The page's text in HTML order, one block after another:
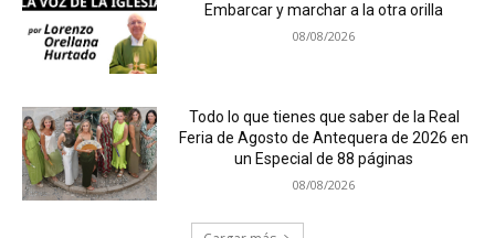
Embarcar y marchar a la otra orilla
08/08/2026
Todo lo que tienes que saber de la Real
Feria de Agosto de Antequera de 2026 en
un Especial de 88 páginas
08/08/2026